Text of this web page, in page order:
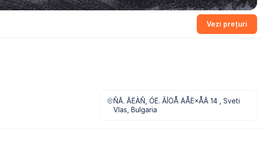
Vezi prețuri
ÑÂ. ÂËÀÑ, ÓË. ÃÎÖÅ ÄÅË×ÅÂ 14 , Sveti
Vlas, Bulgaria